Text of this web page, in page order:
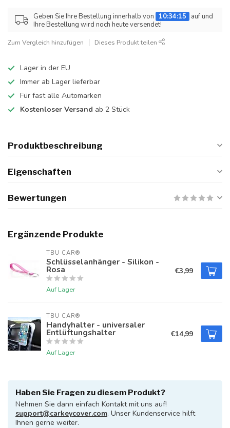
Geben Sie Ihre Bestellung innerhalb von 10:34:15
auf und
Ihre Bestellung wird noch heute versendet!
Zum Vergleich hinzufügen Dieses Produkt teilen
Lager in der EU
Immer ab Lager lieferbar
Für fast alle Automarken
Kostenloser Versand ab 2 Stück
Produktbeschreibung
Eigenschaften
Bewertungen
Ergänzende Produkte
TBU CAR®
Schlüsselanhänger - Silikon -
Rosa
Auf Lager
€3,99
TBU CAR®
Handyhalter - universaler
Entlüftungshalter
Auf Lager
€14,99
Haben Sie Fragen zu diesem Produkt?
Nehmen Sie dann einfach Kontakt mit uns auf!
support@carkeycover.com. Unser Kundenservice hilft
Ihnen gerne weiter.